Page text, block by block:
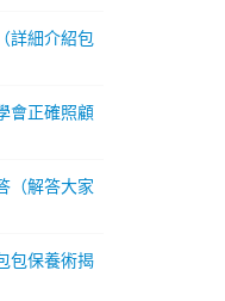
詳細介紹包
會正確照顧
（解答大家
包保養術揭